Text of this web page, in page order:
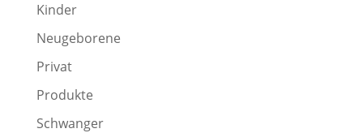
Kinder
Neugeborene
Privat
Produkte
Schwanger